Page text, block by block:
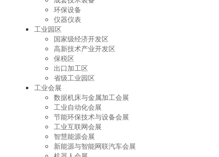
环保设备
仪器仪表
工业园区
国家级经济开发区
高新技术产业开发区
保税区
出口加工区
省级工业园区
工业会展
数据机床与金属加工会展
工业自动化会展
节能环保技术与设备会展
工业互联网会展
智慧能源会展
新能源与智能网联汽车会展